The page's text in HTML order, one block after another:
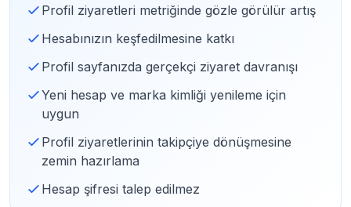
Profil ziyaretleri metriğinde gözle görülür artış
Hesabınızın keşfedilmesine katkı
Profil sayfanızda gerçekçi ziyaret davranışı
Yeni hesap ve marka kimliği yenileme için
uygun
Profil ziyaretlerinin takipçiye dönüşmesine
zemin hazırlama
Hesap şifresi talep edilmez